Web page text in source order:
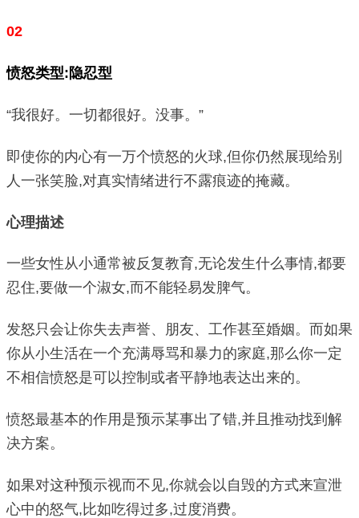
02
愤怒类型:隐忍型
“我很好。一切都很好。没事。”
即使你的内心有一万个愤怒的火球,但你仍然展现给别
人一张笑脸,对真实情绪进行不露痕迹的掩藏。
心理描述
一些女性从小通常被反复教育,无论发生什么事情,都要
忍住,要做一个淑女,而不能轻易发脾气。
发怒只会让你失去声誉、朋友、工作甚至婚姻。而如果
你从小生活在一个充满辱骂和暴力的家庭,那么你一定
不相信愤怒是可以控制或者平静地表达出来的。
愤怒最基本的作用是预示某事出了错,并且推动找到解
决方案。
如果对这种预示视而不见,你就会以自毁的方式来宣泄
心中的怒气,比如吃得过多,过度消费。